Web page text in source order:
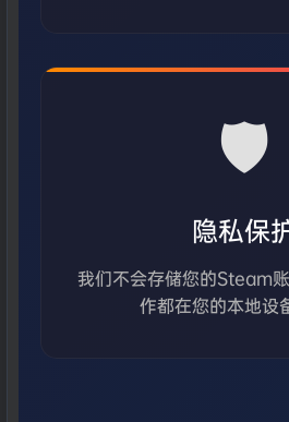
🛡️
隐私保
我们不会存储您的Steam
作都在您的本地设